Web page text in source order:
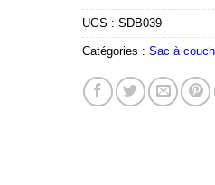
UGS : SDB039
Catégories : Sac à